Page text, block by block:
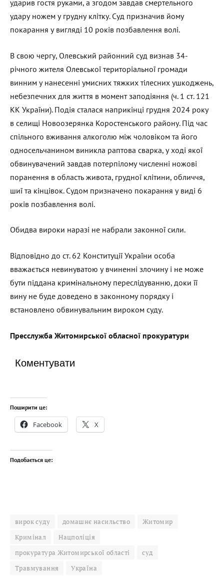
ударив гостя руками, а згодом завдав смертельного
удару ножем у грудну клітку. Суд призначив йому
покарання у вигляді 10 років позбавлення волі.
В свою чергу, Олевський районний суд визнав 34-
річного жителя Олевської територіальної громади
винним у нанесенні умисних тяжких тілесних ушкоджень,
небезпечних для життя в момент заподіяння (ч. 1 ст. 121
КК України). Подія сталася наприкінці грудня 2024 року
в селищі Новоозерянка Коростенського району. Під час
спільного вживання алкоголю між чоловіком та його
односельчанином виникла раптова сварка, у ході якої
обвинувачений завдав потерпілому численні ножові
поранення в область живота, грудної клітини, обличчя,
шиї та кінцівок. Судом призначено покарання у виді 6
років позбавлення волі.
Обидва вироки наразі не набрали законної сили.
Відповідно до ст. 62 Конституції України особа
вважається невинуватою у вчиненні злочину і не може
бути піддана кримінальному переслідуванню, доки її
вину не буде доведено в законному порядку і
встановлено обвинувальним вироком суду.
Пресслужба Житомирської обласної прокуратури
Коментувати
Поширити це:
Facebook X
Подобається це:
вирок суду домашнє насильство
Житомир
Кримінал
Нацполіція
прокуратура Житомирської області
суд
Травмування
Україна